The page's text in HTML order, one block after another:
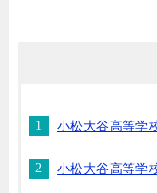
小松大谷高等学
小松大谷高等学